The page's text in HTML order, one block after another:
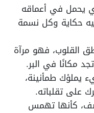
يحمل في أعماقه
حكاية وكل نسمة
القلوب، فهو مرآة
مكانًا في البر.
يملؤك طمأنينة،
على تقلباته.
كأنها تهمس